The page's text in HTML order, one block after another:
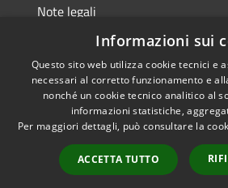
Note legali
Dichiarazione di accessibilità
RSS
Accessibilità
Informazioni sui
Questo sito web utilizza cookie tecnici e
necessari al corretto funzionamento e
nonché un cookie tecnico analitico al
informazioni statistiche,
Per maggiori dettagli, può consultare la
ACCETTA TUTTO